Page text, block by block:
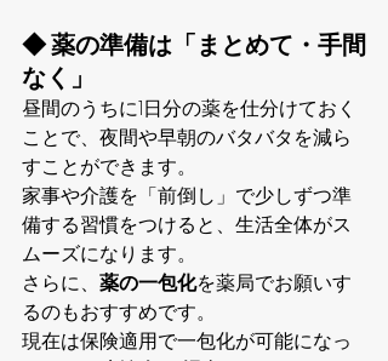
◆ 薬の準備は「まとめて・手間
なく」
昼間のうちに1日分の薬を仕分けておく
ことで、夜間や早朝のバタバタを減ら
すことができます。
家事や介護を「前倒し」で少しずつ準
備する習慣をつけると、生活全体がス
ムーズになります。
さらに、 薬の一包化を薬局でお願いす
るのもおすすめです。
現在は保険適用で一包化が可能になっ